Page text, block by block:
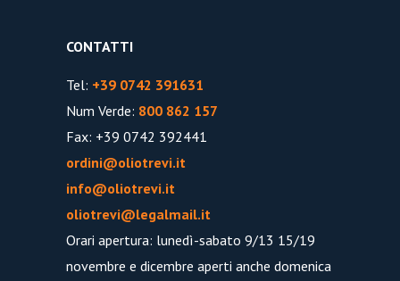
CONTATTI
Tel: +39 0742 391631
Num Verde: 800 862 157
Fax: +39 0742 392441
ordini@oliotrevi.it
info@oliotrevi.it
oliotrevi@legalmail.it
Orari apertura: lunedì-sabato 9/13 15/19
novembre e dicembre aperti anche domenica